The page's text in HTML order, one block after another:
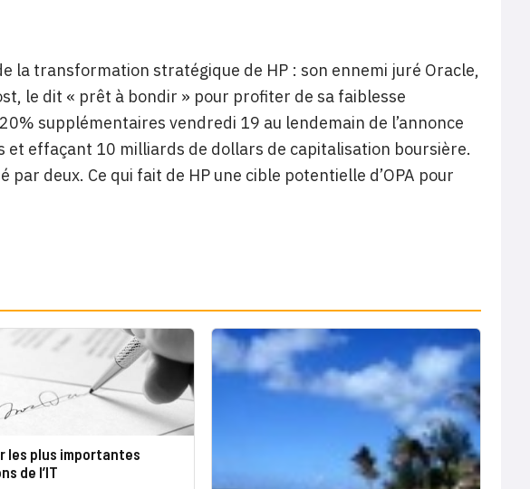
la transformation stratégique de HP : son ennemi juré Oracle,
le dit « prêt à bondir » pour profiter de sa faiblesse
supplémentaires vendredi 19 au lendemain de l’annonce
et effaçant 10 milliards de dollars de capitalisation boursière.
deux. Ce qui fait de HP une cible potentielle d’OPA pour
les plus importantes
de l’IT